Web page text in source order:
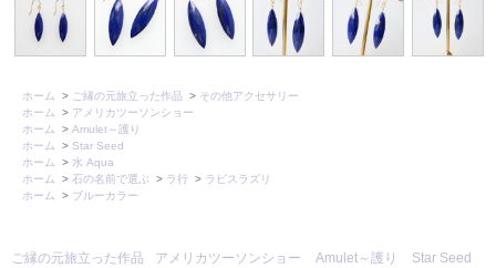
ホーム > ご縁の元旅立った作品 > その他アクセサリー
ホーム
> アメリカツーソンショー
ホーム
> Amulet～護り
ホーム
> Star Seed
ホーム
> 水 Aqua
ホーム
> 石の名前で選ぶ > ラ行 > ラピスラズリ
ホーム
> ブルーカラー
ご縁の元旅立った作品 アメリカツーソンショー Amulet～護り
Star Seed